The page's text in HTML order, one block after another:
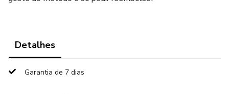
Detalhes
Garantia de 7 dias